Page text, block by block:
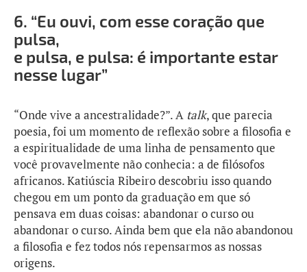
6. “Eu ouvi, com esse coração que
pulsa,
e pulsa, e pulsa: é importante estar
nesse lugar”
“Onde vive a ancestralidade?”. A talk, que parecia
poesia, foi um momento de reflexão sobre a filosofia e
a espiritualidade de uma linha de pensamento que
você provavelmente não conhecia: a de filósofos
africanos. Katiúscia Ribeiro descobriu isso quando
chegou em um ponto da graduação em que só
pensava em duas coisas: abandonar o curso ou
abandonar o curso. Ainda bem que ela não abandonou
a filosofia e fez todos nós repensarmos as nossas
origens.